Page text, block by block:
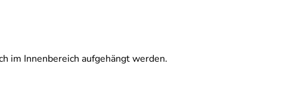
im Innenbereich aufgehängt werden.